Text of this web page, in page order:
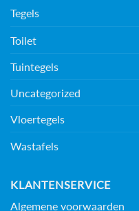
Tegels
Toilet
Tuintegels
Uncategorized
Vloertegels
Wastafels
KLANTENSERVICE
Algemene voorwaarden